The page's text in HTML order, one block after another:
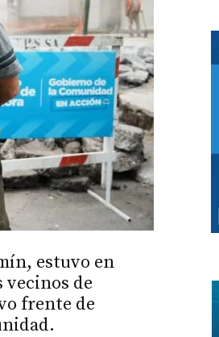
estuvo en
vecinos de
frente de